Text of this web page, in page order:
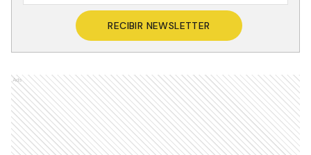
RECIBIR NEWSLETTER
Ads